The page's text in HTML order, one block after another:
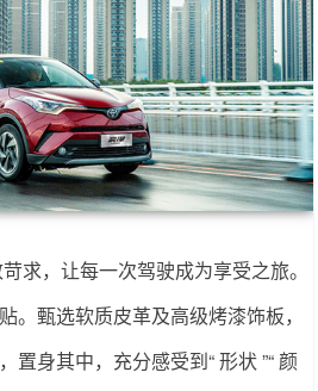
求，让每一次驾驶成为享受之旅。
。甄选软质皮革及高级烤漆饰板，
置身其中，充分感受到“ 形状 ”“ 颜